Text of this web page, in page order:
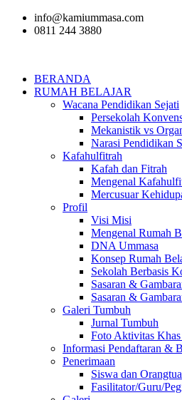
info@kamiummasa.com
0811 244 3880
BERANDA
RUMAH BELAJAR
Wacana Pendidikan Sejati
Persekolah
Mekanistik vs
Narasi Pendidikan
Kafahulfitrah
Kafah dan Fitrah
Mengenal
Mercusuar
Profil
Visi Misi
Mengenal Rumah
DNA Ummasa
Konsep Rumah
Sekolah Berbasis
Sasaran &
Sasaran &
Galeri Tumbuh
Jurnal Tumbuh
Foto Aktivitas
Informasi Pendaftaran &
Penerimaan
Siswa dan Orangtua
Fasilitator/Guru/